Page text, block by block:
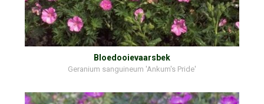
Bloedooievaarsbek
Geranium sanguineum 'Ankum's Pride'